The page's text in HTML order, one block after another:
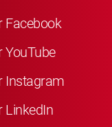
Facebook
YouTube
Instagram
LinkedIn